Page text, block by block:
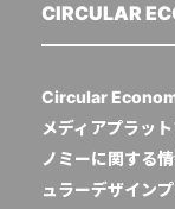
CIRCULAR
Circular
メディアプラッ
ノミーに関する
ュラーデザイン